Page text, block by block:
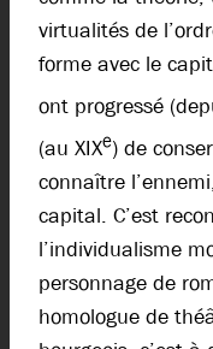
virtualités de
forme avec le
ont progressé
(au XIXe) de
connaître
capital. C’est
l’individualisme
personnage de
homologue de